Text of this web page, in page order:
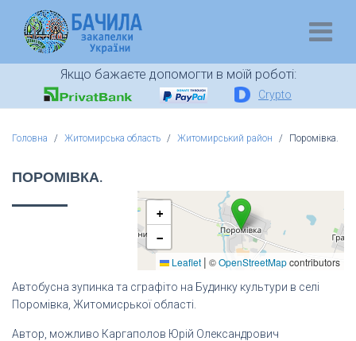
Якщо бажаєте допомогти в моїй роботі:
Crypto
Головна Житомирська область Житомирський район Поромівка.
ПОРОМІВКА.
+
−
Leaflet | ©OpenStreetMapcontributors
Автобусна зупинка та сграфіто на Будинку культури в селі
Поромівка, Житомисрької області.
Автор, можливо Каргаполов Юрій Олександрович